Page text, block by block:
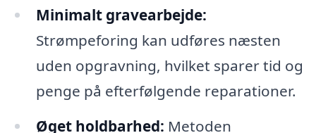
Minimalt gravearbejde:
Strømpeforing kan udføres næsten
uden opgravning, hvilket sparer tid og
penge på efterfølgende reparationer.
Øget holdbarhed: Metoden